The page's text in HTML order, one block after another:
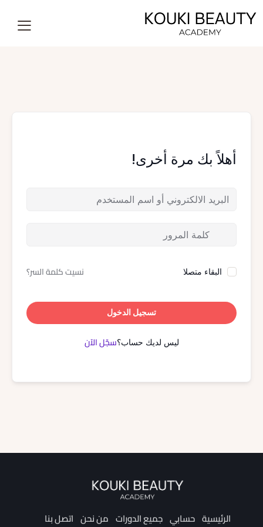
أهلاً بك مرة أخرى!
البقاء متصلا نسيت كلمة السر؟
تسجيل الدخول
ليس لديك حساب؟سجّل الآن
الرئيسية حسابي جميع الدورات من نحن اتصل بنا